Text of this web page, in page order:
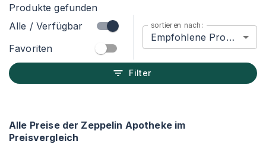
Produkte gefunden
Alle / Verfügbar
Favoriten
sortieren nach:
Empfohlene Produkte
Filter
Alle Preise der Zeppelin Apotheke im
Preisvergleich